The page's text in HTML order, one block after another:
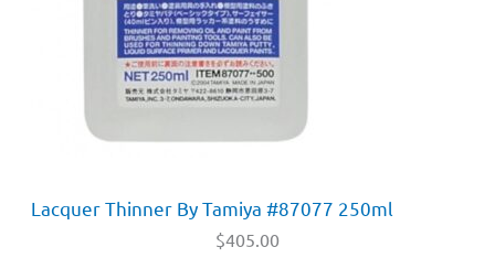
Lacquer Thinner By Tamiya #87077 250ml
$405.00